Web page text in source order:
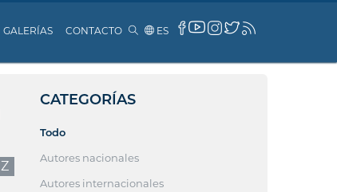
GALERÍAS CONTACTO ES
Z
CATEGORÍAS
Todo
Autores nacionales
Autores internacionales